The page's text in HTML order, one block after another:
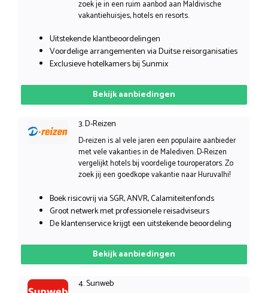
zoek je in een ruim aanbod aan Maldivische
vakantiehuisjes, hotels en resorts.
Uitstekende klantbeoordelingen
Voordelige arrangementen via Duitse reisorganisaties
Exclusieve hotelkamers bij Sunmix
Bekijk aanbiedingen
3. D-Reizen
D-reizen is al vele jaren een populaire aanbieder
met vele vakanties in de Malediven. D-Reizen
vergelijkt hotels bij voordelige touroperators. Zo
zoek jij een goedkope vakantie naar Huruvalhi!
Boek risicovrij via SGR, ANVR, Calamiteitenfonds
Groot netwerk met professionele reisadviseurs
De klantenservice krijgt een uitstekende beoordeling
Bekijk aanbiedingen
4. Sunweb